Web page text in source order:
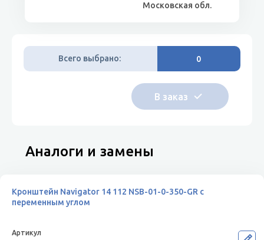
Московская обл.
Всего выбрано: 0
Аналоги и замены
Кронштейн Navigator 14 112 NSB-01-0-350-GR с
переменным углом